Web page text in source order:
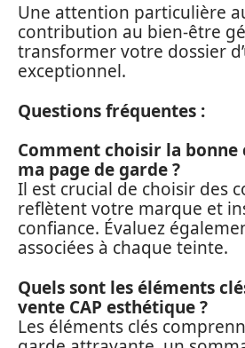
Une attention particulière
contribution au bien-être
transformer votre dossier
exceptionnel.
Questions fréquentes :
Comment choisir la
ma page de garde ?
Il est crucial de choisir des
reflètent votre marque et
confiance. Évaluez
associées à chaque teinte.
Quels sont les éléments
vente CAP esthétique ?
Les éléments clés